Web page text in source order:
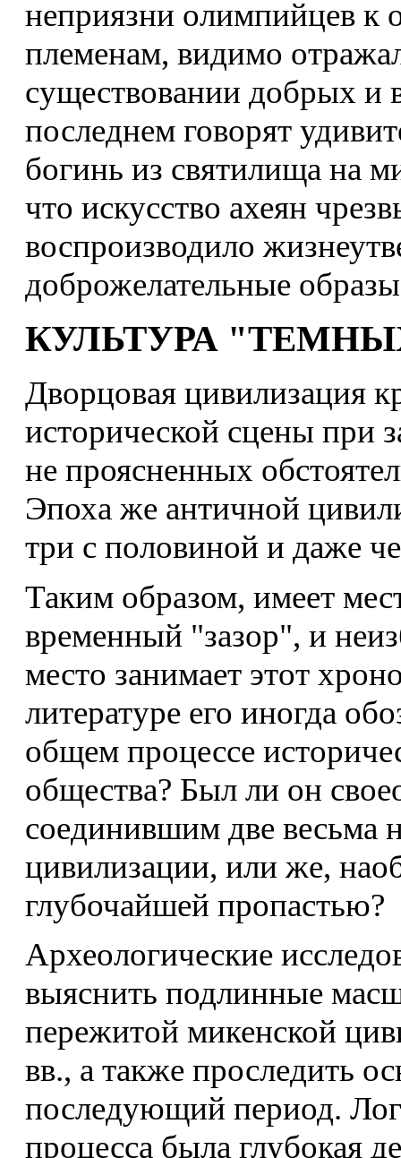
неприязни олимпийцев к
племенам, видимо
существовании добрых
последнем говорят
богинь из святилища на
что искусство ахеян
воспроизводило
доброжелательные
КУЛЬТУРА
Дворцовая цивилизация
исторической сцены при
не проясненных
Эпоха же античной
три с половиной и даже
Таким образом, имеет
временный "зазор", и
место занимает этот
литературе его иногда
общем процессе
общества? Был ли он
соединившим две весьма
цивилизации, или же,
глубочайшей пропастью?
Археологические
выяснить подлинные
пережитой микенской
вв., а также проследить
последующий период.
процесса была глубокая